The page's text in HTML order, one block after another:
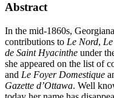
Abstract
In the mid‑1860s,
contributions to Le Nord,
de Saint Hyacinthe under
she appeared on the list of
and Le Foyer Domestique
Gazette d’Ottawa. Well